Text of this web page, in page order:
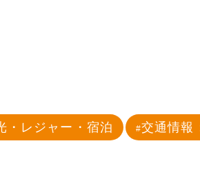
・レジャー・宿泊 交通情報